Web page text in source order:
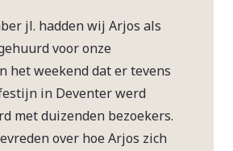
jl. hadden wij Arjos als
voor onze
het weekend dat er tevens
in Deventer werd
met duizenden bezoekers.
over hoe Arjos zich